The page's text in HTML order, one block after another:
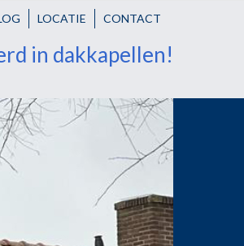
LOCATIE CONTACT
in dakkapellen!